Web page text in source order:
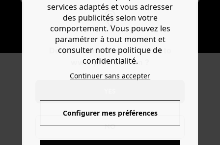
Do you want to be redirected to
www.promod.com ?
NO
S'ABONNER
ENTREZ DANS LA
COMMUNAUTÉ
services adaptés et vous adresser
des publicités selon votre
comportement. Vous pouvez les
paramétrer à tout moment et
consulter notre politique de
confidentialité.
Continuer sans accepter
Configurer mes préférences